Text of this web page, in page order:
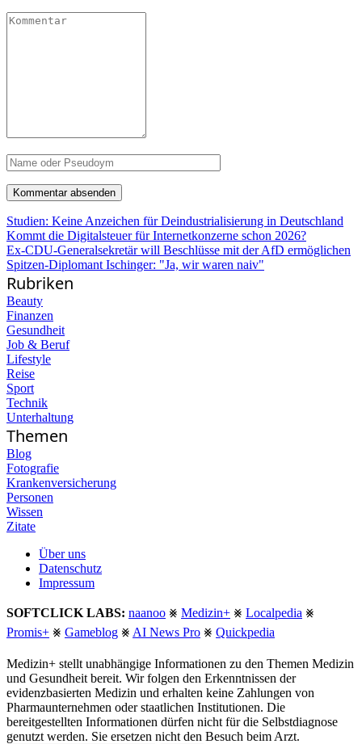
Studien: Keine Anzeichen für Deindustrialisierung in Deutschland
Kommt die Digitalsteuer für Internetkonzerne schon 2026?
Ex-CDU-Generalsekretär will Beschlüsse mit der AfD ermöglichen
Spitzen-Diplomant Ischinger: "Ja, wir waren naiv"
Rubriken
Beauty
Finanzen
Gesundheit
Job & Beruf
Lifestyle
Reise
Sport
Technik
Unterhaltung
Themen
Blog
Fotografie
Krankenversicherung
Personen
Wissen
Zitate
Über uns
Datenschutz
Impressum
SOFTCLICK LABS: naanoo ⨳ Medizin+ ⨳ Localpedia ⨳
Promis+ ⨳ Gameblog ⨳ AI News Pro ⨳ Quickpedia
Medizin+ stellt unabhängige Informationen zu den Themen Medizin
und Gesundheit bereit. Wir folgen den Erkenntnissen der
evidenzbasierten Medizin und erhalten keine Zahlungen von
Pharmaunternehmen oder staatlichen Institutionen. Die
bereitgestellten Informationen dürfen nicht für die Selbstdiagnose
genutzt werden. Sie ersetzen nicht den Besuch beim Arzt.